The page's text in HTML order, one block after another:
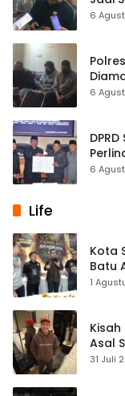
6
6
6
Life
Kota
Batu
1
Asal
31 Juli